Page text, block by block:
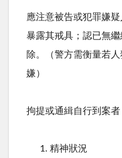
應注意被告或犯罪嫌
暴露其戒具；認已無
除。（警方需衡量若
嫌）
拘提或通緝自行到案
精神狀況